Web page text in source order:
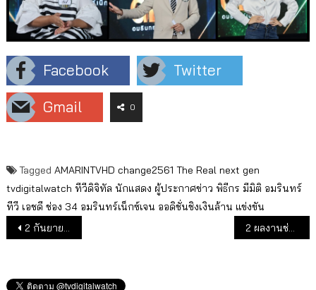
Facebook
Twitter
Gmail
0
Tagged AMARINTVHD change2561 The Real next gen
tvdigitalwatch ทีวีดิจิทัล นักแสดง ผู้ประกาศข่าว พิธีกร มีมิติ อมรินทร์
ทีวี เอชดี ช่อง 34 อมรินทร์เน็กซ์เจน ออดิชั่นชิงเงินล้าน แข่งขัน
แนะแนวเรื่อง
2 กันยายนนี้ แฟนมวยเตรียมเฮ! ช่อง 8 ถ่ายทอดสดศึกชิงชัย 2 ผลงานช่อง 7HD เปี่ยมคุณภาพ คว้ารางวัลคุณธรรมอวอร์ด ปี 2565